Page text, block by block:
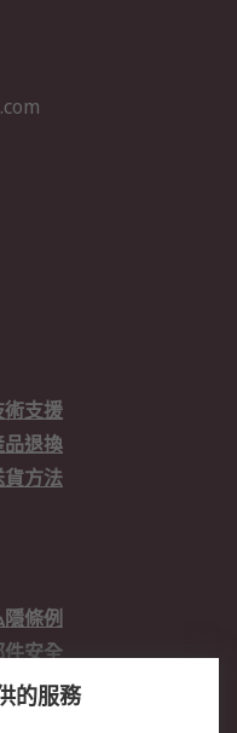
術支援
品退換
貨方法
條例
件安全
的服務